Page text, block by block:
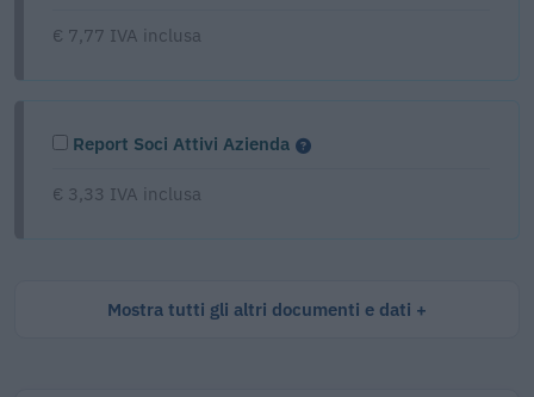
€ 7,77 IVA inclusa
Report Soci Attivi Azienda
€ 3,33 IVA inclusa
Mostra tutti gli altri documenti e dati